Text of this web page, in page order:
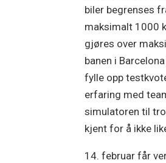
biler begrenses
maksimalt 1000
gjøres over
banen i
fylle opp
erfaring med
simulatoren til
kjent for å ikke
14. februar får